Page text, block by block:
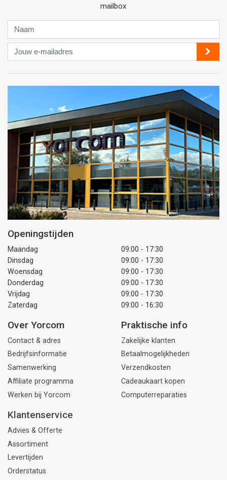
mailbox
Jouw
e-
mailadres
Openingstijden
Maandag
09:00 - 17:30
Dinsdag
09:00 - 17:30
Woensdag
09:00 - 17:30
Donderdag
09:00 - 17:30
Vrijdag
09:00 - 17:30
Zaterdag
09:00 - 16:30
Over Yorcom
Contact & adres
Bedrijfsinformatie
Samenwerking
Affiliate programma
Werken bij Yorcom
Praktische info
Zakelijke klanten
Betaalmogelijkheden
Verzendkosten
Cadeaukaart kopen
Computerreparaties
Klantenservice
Advies & Offerte
Assortiment
Levertijden
Orderstatus